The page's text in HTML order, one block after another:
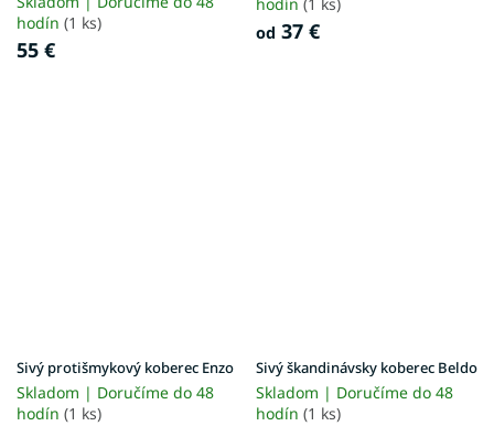
hodín (1 ks)
55 €
od 37 €
Sivý protišmykový koberec Enzo
Skladom | Doručíme do 48
hodín (1 ks)
Sivý škandinávsky koberec Beldo
Skladom | Doručíme do 48
hodín (1 ks)